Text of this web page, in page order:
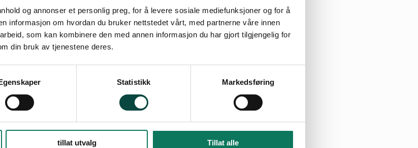
og annonser et personlig preg, for å levere sosiale mediefunksjoner og for å
informasjon om hvordan du bruker nettstedet vårt, med partnerne våre innen
som kan kombinere den med annen informasjon du har gjort tilgjengelig for
din bruk av tjenestene deres.
Statistikk Markedsføring
tillat utvalg Tillat alle
i Møre og Romsdal mot at nokre hundre
frå område som blir overflødde av verknader etter
ikkje fylkesordføraren til eit parti som har solidaritet
oss som ein av dei store grunnsetningane?
som er truga av straummangel, kvar er
arbeidsplassar vil til dømes auka bruk av biobrensel
Produksjon av 3 TWh biobrensel sysselset kring